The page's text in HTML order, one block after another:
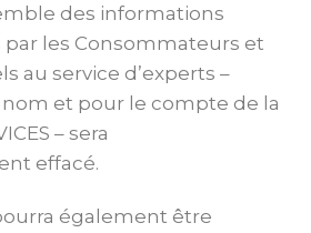
des informations
les Consommateurs et
au service d’experts –
et pour le compte de la
– sera
effacé.
également être